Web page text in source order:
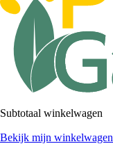
Subtotaal winkelwagen
Bekijk mijn winkelwagen